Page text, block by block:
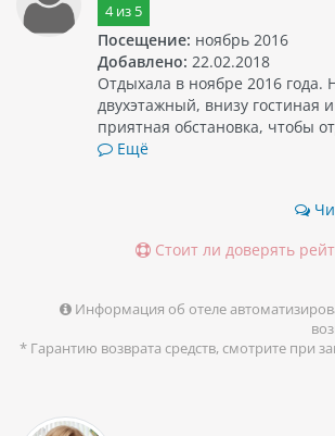
4из 5
Посещение: ноябрь 2016
Добавлено: 22.02.2018
Отдыхала в ноябре 2016 года.
двухэтажный, внизу гостиная
приятная обстановка, чтобы
Ещё
Стоит ли доверять
Информация об отеле
* Гарантию возврата средств, смотрите при